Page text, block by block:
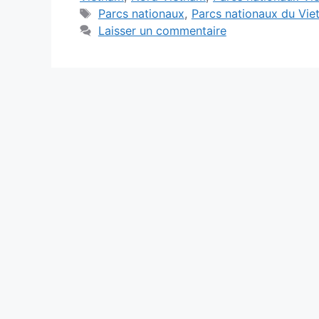
Étiquettes
Parcs nationaux, Parcs nationaux du
Laisser un commentaire